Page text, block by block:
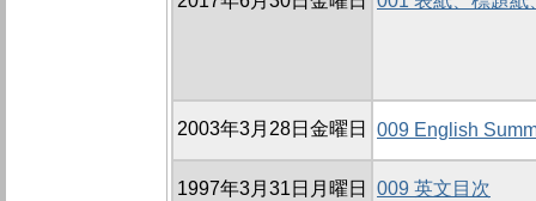
2003年3月28日金曜日 009 English
1997年3月31日月曜日 009 英文目次